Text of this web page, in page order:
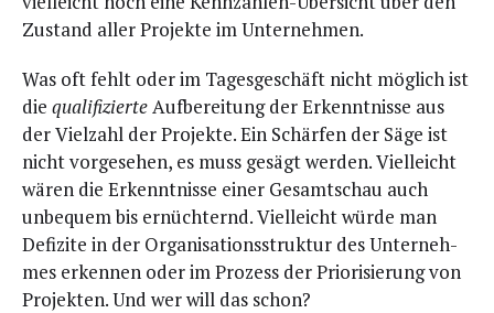
Zustand aller Pro­jek­te im Unternehmen.
Was oft fehlt oder im Tages­ge­schäft nicht mög­lich ist
die qua­li­fi­zier­teAuf­be­rei­tung der Erkennt­nis­se aus
der Viel­zahl der Pro­jek­te. Ein Schär­fen der Säge ist
nicht vor­ge­se­hen, es muss gesägt wer­den. Viel­leicht
wären die Erkennt­nis­se einer Gesamt­schau auch
unbe­quem bis ernüch­ternd. Viel­leicht wür­de man
Defi­zi­te in der Orga­ni­sa­ti­ons­struk­tur des Unter­neh­
mes erken­nen oder im Pro­zess der Prio­ri­sie­rung von
Pro­jek­ten. Und wer will das schon?